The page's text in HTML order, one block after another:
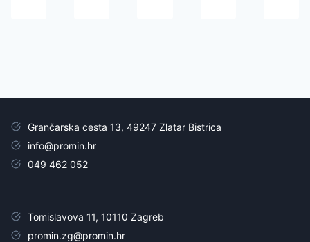
Grančarska cesta 13, 49247 Zlatar Bistrica
info@promin.hr
049 462 052
Tomislavova 11, 10110 Zagreb
promin.zg@promin.hr